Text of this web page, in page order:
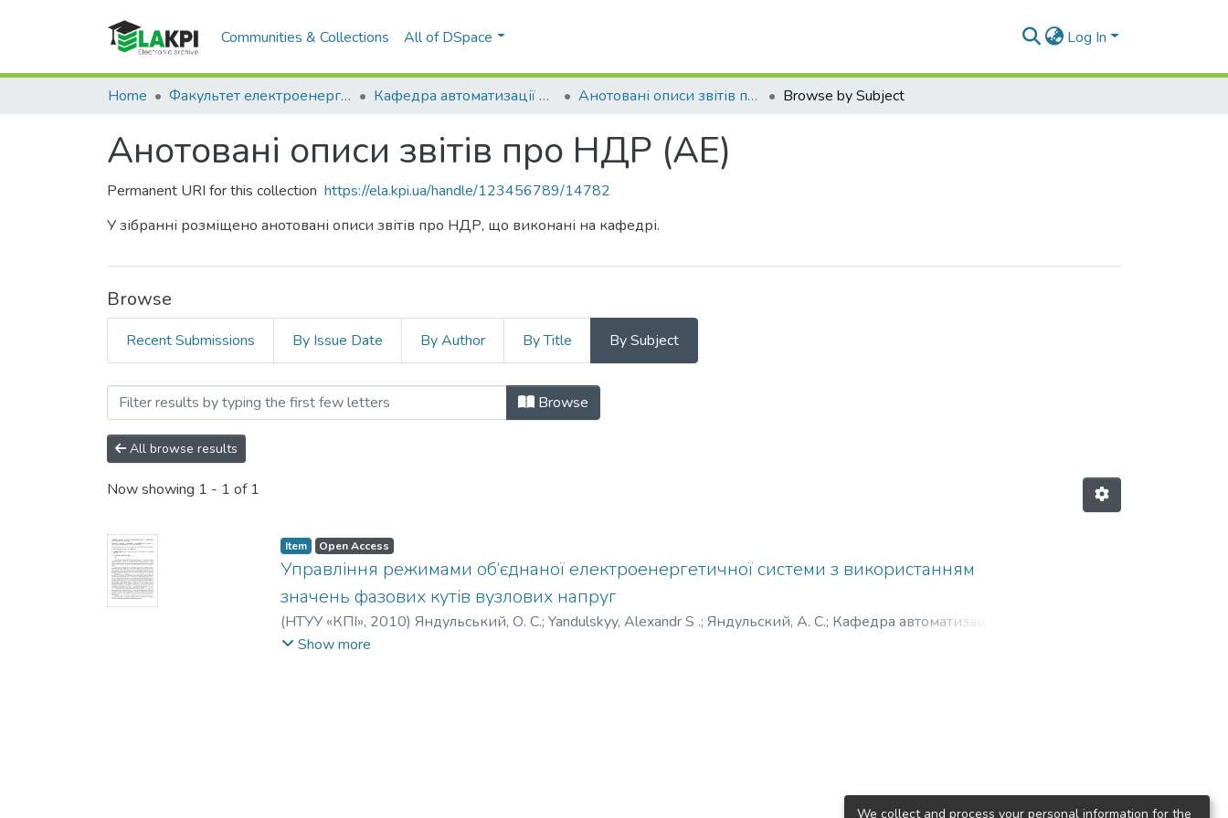
Communities & Collections All of DSpace Log In
Home Факультет електроенерготехніки та автоматики (ФЕА) Кафедра автоматизації енергосистем (АЕ) Анотовані описи звітів про НДР (АЕ) Browse by Subject
Анотовані описи звітів про НДР (АЕ)
Permanent URI for this collection https://ela.kpi.ua/handle/123456789/14782
У зібранні розміщено анотовані описи звітів про НДР, що виконані на кафедрі.
Browse
Recent Submissions By Issue Date By Author By Title By Subject
Browsing Анотовані описи звітів про НДР (АЕ) by Subject "сатематичні моделі"
Browse
All browse results
Now showing 1 - 1 of 1
Item Open Access
Управління режимами об’єднаної електроенергетичної системи з використанням
значень фазових кутів вузлових напруг
(НТУУ «КПІ», 2010) Яндульський, О. С.; Yandulskyy, Alexandr S .; Яндульский, А. С.; Кафедра автоматизації
енергосистем
Show more
We collect and process your personal information for the